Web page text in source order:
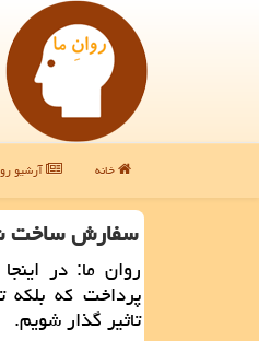
خانه آرشیو
سفارش ساخت
روان ما: در
پرداخت كه بلكه
تاثیر گذار شویم.